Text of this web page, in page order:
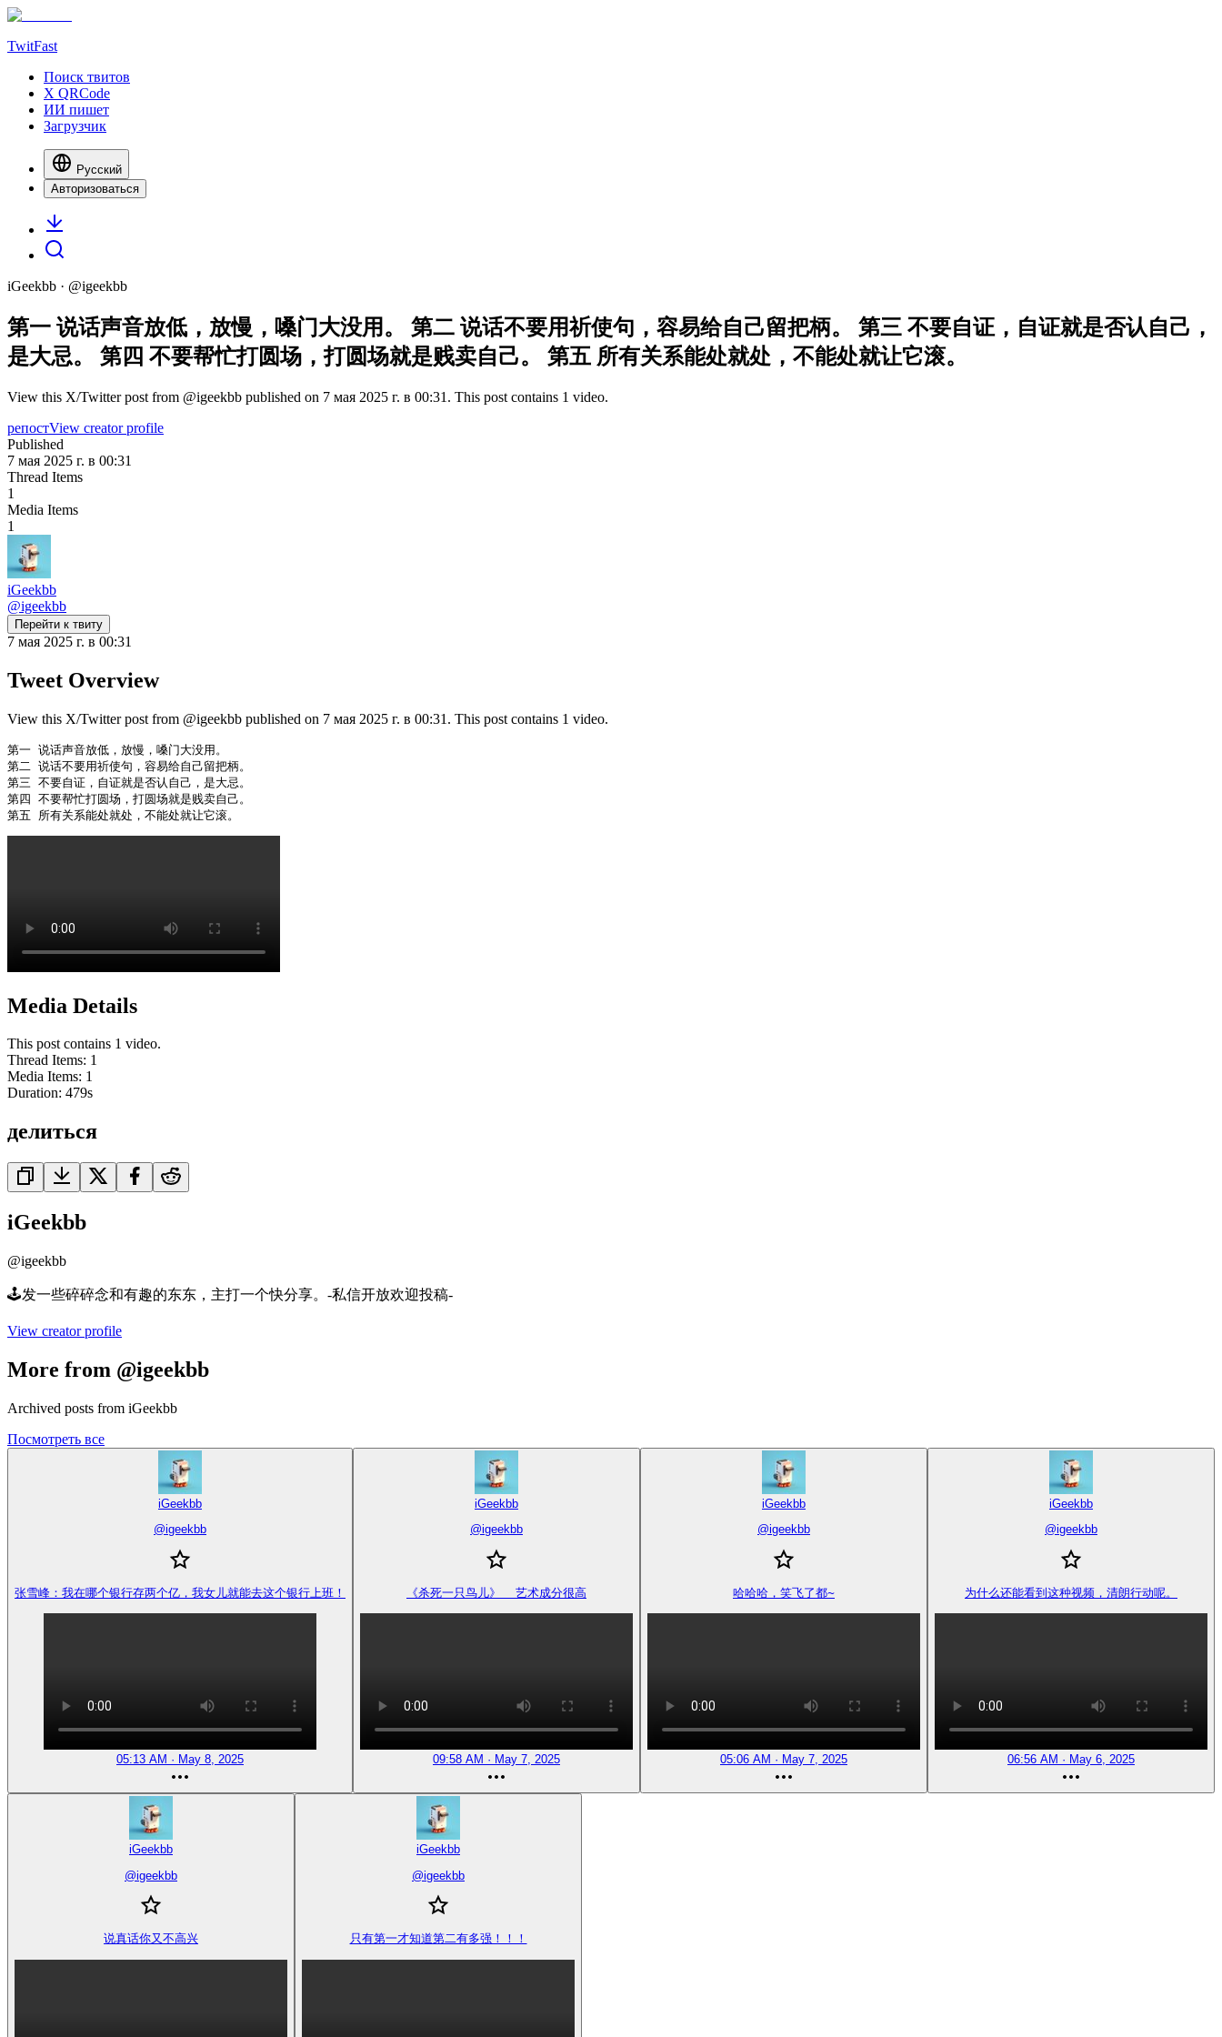
TwitFast
Поиск твитов
X QRCode
ИИ пишет
Загрузчик
Русский
Авторизоваться
iGeekbb · @igeekbb
第一 说话声音放低，放慢，嗓门大没用。 第二 说话不要用祈使句，容易给自己留把柄。 第三 不要自证，自证就是否认自己，
是大忌。 第四 不要帮忙打圆场，打圆场就是贱卖自己。 第五 所有关系能处就处，不能处就让它滚。
View this X/Twitter post from @igeekbb published on 7 мая 2025 г. в 00:31. This post contains 1 video.
репостView creator profile
Published
7 мая 2025 г. в 00:31
Thread Items
1
Media Items
1
iGeekbb
@igeekbb
Перейти к твиту
7 мая 2025 г. в 00:31
Tweet Overview
View this X/Twitter post from @igeekbb published on 7 мая 2025 г. в 00:31. This post contains 1 video.
第一 说话声音放低，放慢，嗓门大没用。
第二 说话不要用祈使句，容易给自己留把柄。
第三 不要自证，自证就是否认自己，是大忌。
第四 不要帮忙打圆场，打圆场就是贱卖自己。
第五 所有关系能处就处，不能处就让它滚。
Media Details
This post contains 1 video.
Thread Items: 1
Media Items: 1
Duration: 479s
делиться
iGeekbb
@igeekbb
🕹️发一些碎碎念和有趣的东东，主打一个快分享。-私信开放欢迎投稿-
View creator profile
More from @igeekbb
Archived posts from iGeekbb
Посмотреть все
iGeekbb
@igeekbb
张雪峰：我在哪个银行存两个亿，我女儿就能去这个银行上班！
05:13 AM · May 8, 2025
iGeekbb
@igeekbb
《杀死一只鸟儿》  艺术成分很高
09:58 AM · May 7, 2025
iGeekbb
@igeekbb
哈哈哈，笑飞了都~
05:06 AM · May 7, 2025
iGeekbb
@igeekbb
为什么还能看到这种视频，清朗行动呢。
06:56 AM · May 6, 2025
iGeekbb
@igeekbb
说真话你又不高兴
iGeekbb
@igeekbb
只有第一才知道第二有多强！！！